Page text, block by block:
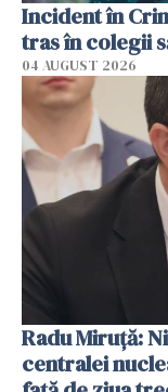
Incident în
tras în colegii
04 AUGUST 2026
Radu Miruţă:
centralei